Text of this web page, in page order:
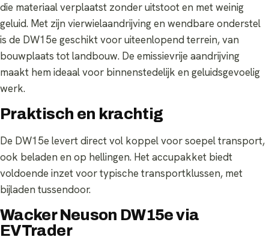
die materiaal verplaatst zonder uitstoot en met weinig
geluid. Met zijn vierwielaandrijving en wendbare onderstel
is de DW15e geschikt voor uiteenlopend terrein, van
bouwplaats tot landbouw. De emissievrije aandrijving
maakt hem ideaal voor binnenstedelijk en geluidsgevoelig
werk.
Praktisch en krachtig
De DW15e levert direct vol koppel voor soepel transport,
ook beladen en op hellingen. Het accupakket biedt
voldoende inzet voor typische transportklussen, met
bijladen tussendoor.
Wacker Neuson DW15e via
EVTrader